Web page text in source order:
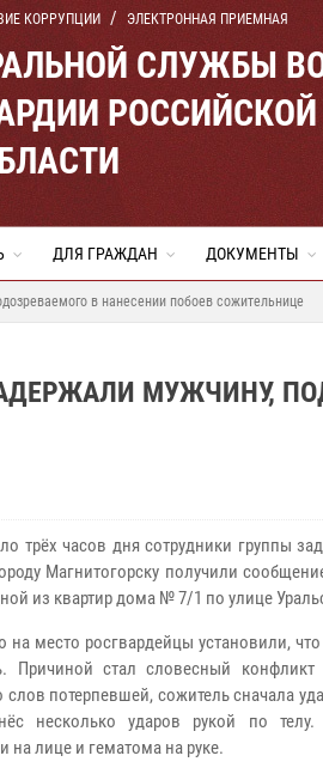
КОРРУПЦИИ ЭЛЕКТРОННАЯ ПРИЕМНАЯ
СЛУЖБЫ
ДЛЯ ГРАЖДАН ДОКУМЕНТЫ
в нанесении побоев сожительнице
МУЖЧИНУ,
трёх часов дня сотрудники группы
Магнитогорску получили
из квартир дома № 7/1 по улице
на место росгвардейцы установили,
Причиной стал словесный
потерпевшей, сожитель сначала
несколько ударов рукой по
на лице и гематома на руке.